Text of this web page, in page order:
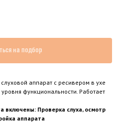
на подбор
аппарат с ресивером в ухе
функциональности. Работает
включены: Проверка слуха, осмотр
аппарата